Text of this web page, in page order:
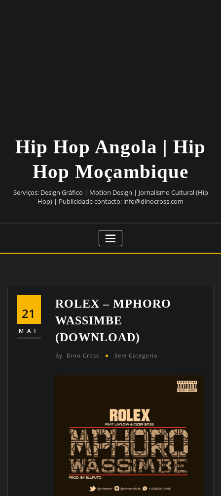
Hip Hop Angola | Hip
Hop Moçambique
Serviços: Design Gráfico | Motion Design | Jornalismo Cultural (Hip
Hop) | Publicidade contacto: info@dinocross.com
21
MAI
ROLEX – MPHORO
WASSIMBE
(DOWNLOAD)
By Dino Cross Sem Categoria